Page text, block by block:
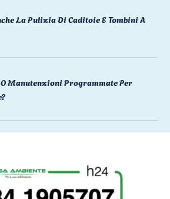
La Pulizia Di Caditoie E Tombini A
Manutenzioni Programmate Per